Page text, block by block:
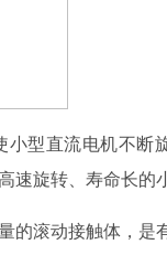
型直流电机不
旋转、寿命长的
滚动接触体，是